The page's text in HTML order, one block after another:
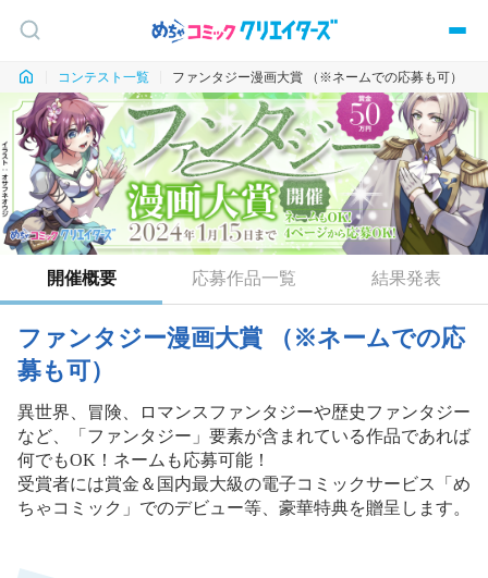
コンテスト一覧 ファンタジー漫画大賞 （※ネームでの応募も可）
開催概要 応募作品一覧 結果発表
ファンタジー漫画大賞 （※ネームでの応
募も可）
異世界、冒険、ロマンスファンタジーや歴史ファンタジー
など、「ファンタジー」要素が含まれている作品であれば
何でもOK！ネームも応募可能！
受賞者には賞金＆国内最大級の電子コミックサービス「め
ちゃコミック」でのデビュー等、豪華特典を贈呈します。